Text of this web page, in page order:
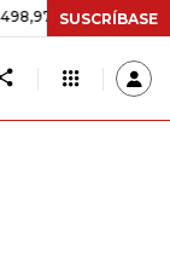
+$ 8.753,81 +2,19%
SUSCRÍBASE